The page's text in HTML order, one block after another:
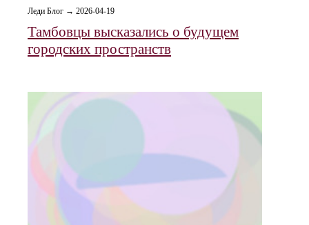
Леди Блог → 2026-04-19
Тамбовцы высказались о будущем
городских пространств